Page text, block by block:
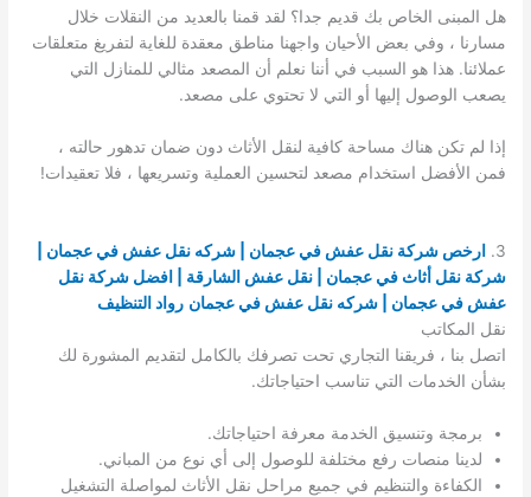
هل المبنى الخاص بك قديم جدا؟ لقد قمنا بالعديد من النقلات خلال
مسارنا ، وفي بعض الأحيان واجهنا مناطق معقدة للغاية لتفريغ متعلقات
عملائنا. هذا هو السبب في أننا نعلم أن المصعد مثالي للمنازل التي
يصعب الوصول إليها أو التي لا تحتوي على مصعد.
إذا لم تكن هناك مساحة كافية لنقل الأثاث دون ضمان تدهور حالته ،
فمن الأفضل استخدام مصعد لتحسين العملية وتسريعها ، فلا تعقيدات!
3.
ارخص شركة نقل عفش في عجمان | شركه نقل عفش في عجمان |
شركة نقل أثاث في عجمان | نقل عفش الشارقة | افضل شركة نقل
عفش في عجمان | شركه نقل عفش في عجمان رواد التنظيف
نقل المكاتب
اتصل بنا ، فريقنا التجاري تحت تصرفك بالكامل لتقديم المشورة لك
بشأن الخدمات التي تناسب احتياجاتك.
برمجة وتنسيق الخدمة معرفة احتياجاتك.
لدينا منصات رفع مختلفة للوصول إلى أي نوع من المباني.
الكفاءة والتنظيم في جميع مراحل نقل الأثاث لمواصلة التشغيل